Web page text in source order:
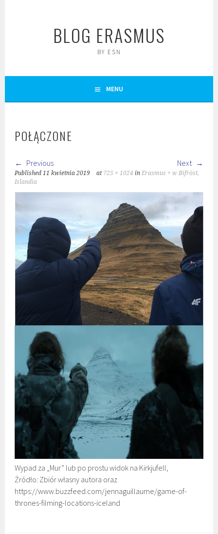
BLOG ERASMUS
BY ESN
MENU
POŁĄCZONE
Previous Next
Published11 kwietnia 2019 at 725 × 1024 inErasmus + w Bifröst,
Islandia
Wypad za „Mur” lub po prostu widok na Kirkjufell,
Źródło: Zbiór własny autora oraz
https://www.buzzfeed.com/jennaguillaume/game-of-
thrones-filming-locations-iceland